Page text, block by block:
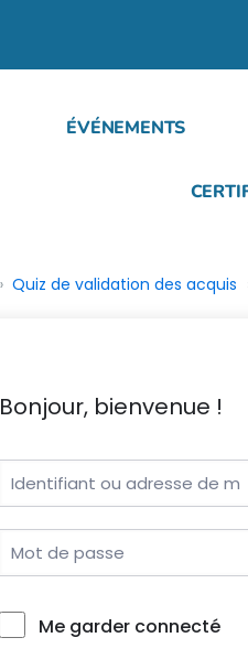
ÉVÉNEMENTS
Quiz de validation des acquis
Bonjour, bienvenue !
Me garder connecté